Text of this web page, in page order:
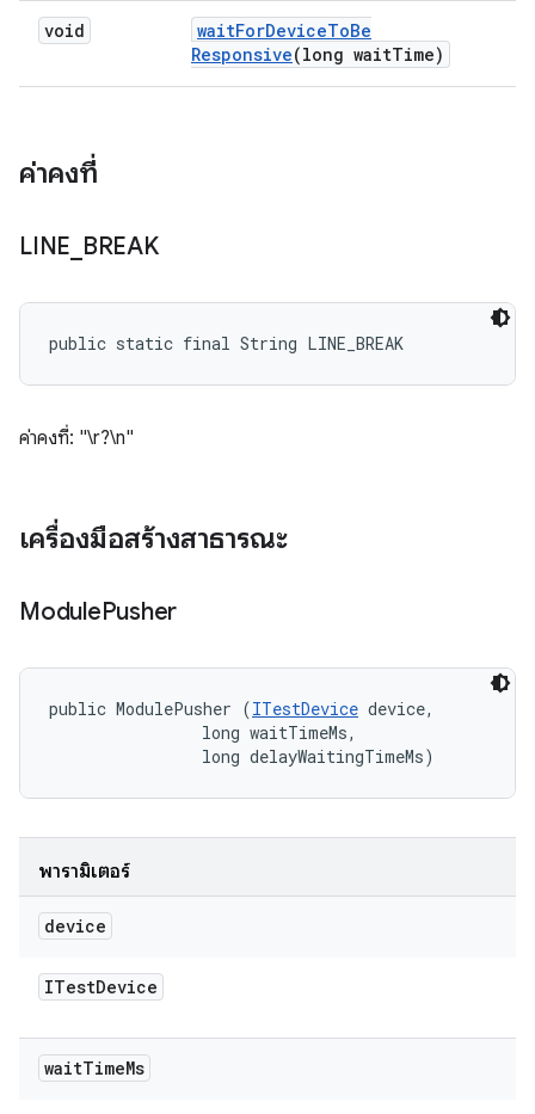
void waitForDeviceToBe
Responsive(long waitTime)
ค่าคงที่
LINE BREAK
public static final String LINE_BREAK
ค่าคงที่: "\r?\n"
เครื่องมือสร้างสาธารณะ
ModulePusher
public ModulePusher (ITestDevice device,
                long waitTimeMs,
                long delayWaitingTimeMs)
พารามิเตอร์
device
ITestDevice
waitTimeMs